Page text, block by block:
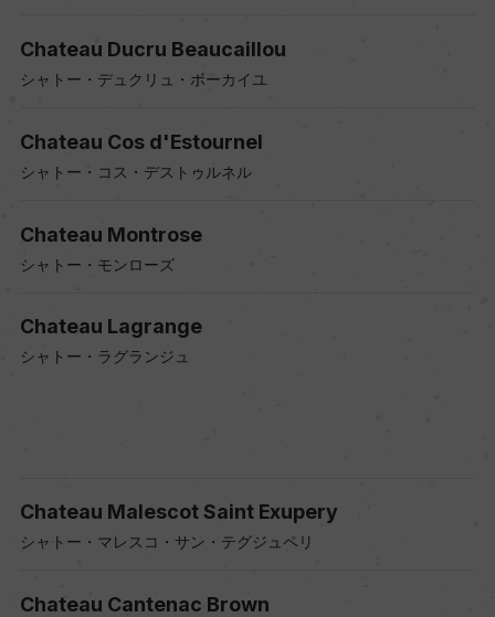
Chateau Ducru Beaucaillou
シャトー・デュクリュ・ボーカイユ
Chateau Cos d'Estournel
シャトー・コス・デストゥルネル
Chateau Montrose
シャトー・モンローズ
Chateau Lagrange
シャトー・ラグランジュ
Chateau Malescot Saint Exupery
シャトー・マレスコ・サン・テグジュペリ
Chateau Cantenac Brown